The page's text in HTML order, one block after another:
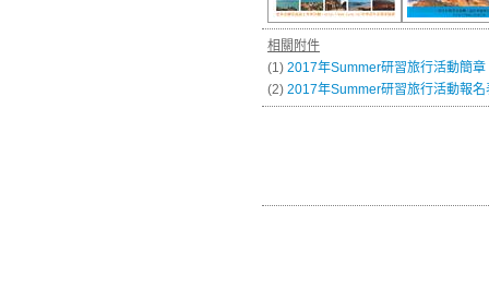
相關附件
(1) 2017年Summer研習旅行活動簡章
(2) 2017年Summer研習旅行活動報名